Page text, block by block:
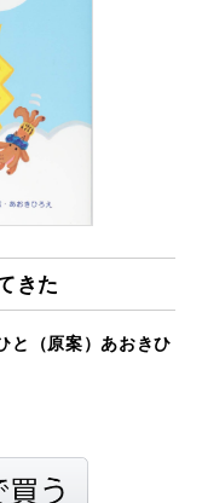
きた
と（原案）あおきひ